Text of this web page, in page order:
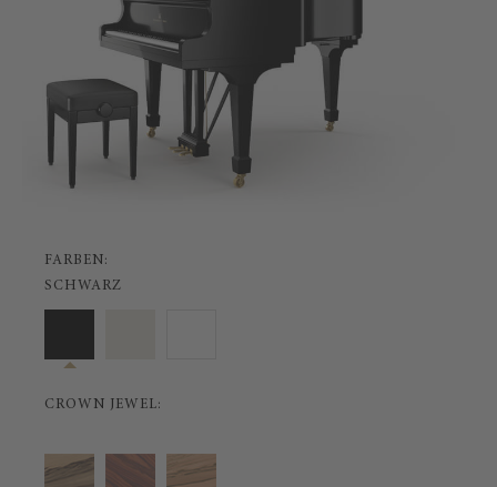
FARBEN:
SCHWARZ
CROWN JEWEL: